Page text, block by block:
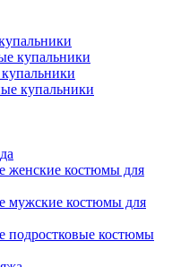
купальники
купальники
женские костюмы для
мужские костюмы для
подростковые костюмы